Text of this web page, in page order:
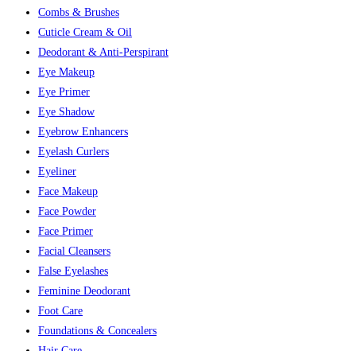
Combs & Brushes
Cuticle Cream & Oil
Deodorant & Anti-Perspirant
Eye Makeup
Eye Primer
Eye Shadow
Eyebrow Enhancers
Eyelash Curlers
Eyeliner
Face Makeup
Face Powder
Face Primer
Facial Cleansers
False Eyelashes
Feminine Deodorant
Foot Care
Foundations & Concealers